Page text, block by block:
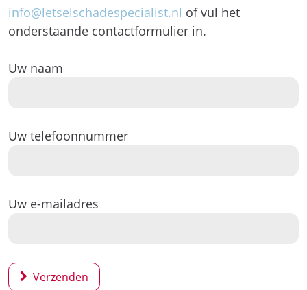
info@letselschadespecialist.nl of vul het
onderstaande contactformulier in.
Uw naam
Uw telefoonnummer
Uw e-mailadres
Verzenden